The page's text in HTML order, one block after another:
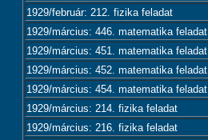
1929/február: 212. fizika feladat
1929/március: 446. matematika feladat
1929/március: 451. matematika feladat
1929/március: 452. matematika feladat
1929/március: 454. matematika feladat
1929/március: 214. fizika feladat
1929/március: 216. fizika feladat